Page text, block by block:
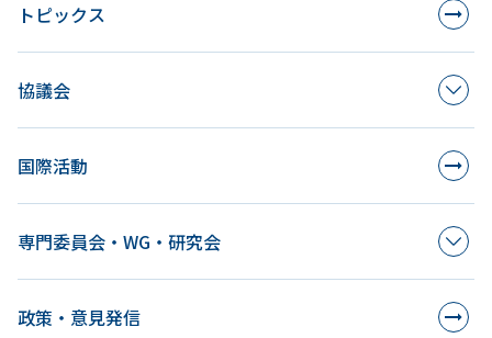
トピックス
協議会
国際活動
専門委員会・WG・研究会
政策・意見発信